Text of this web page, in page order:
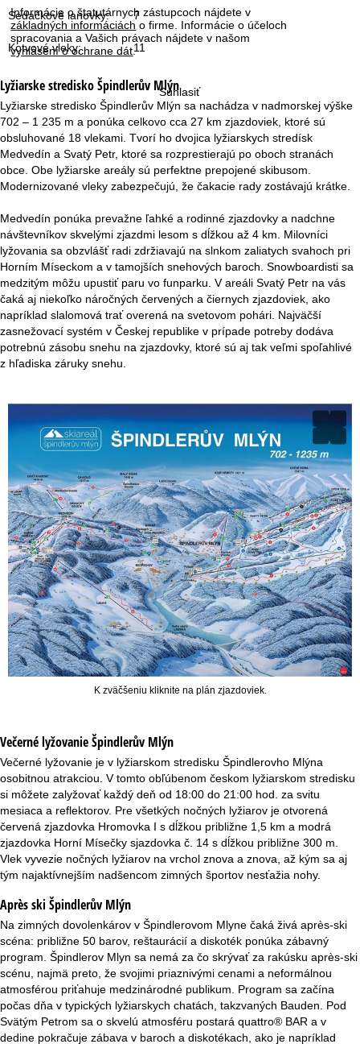
Informácie o štatutárnych zástupcoch nájdete v
základných informáciách o firme. Informácie o účeloch
spracovania a Vašich právach nájdete v našom
vyhlásení o ochrane dát.
Súhlasiť
n
Sedačkové lanovky: 7
Kotvové vleky: 11
Lyžiarske strediskoŠpindlerův Mlýn
Lyžiarske stredisko Špindlerův Mlýn sa nachádza v nadmorskej výške
702 – 1 235 m a ponúka celkovo cca 27 km zjazdoviek, ktoré sú
obsluhované 18 vlekami. Tvorí ho dvojica lyžiarskych stredísk
Medvedín a Svatý Petr, ktoré sa rozprestierajú po oboch stranách
obce. Obe lyžiarske areály sú perfektne prepojené skibusom.
Modernizované vleky zabezpečujú, že čakacie rady zostávajú krátke.
Medvedín ponúka prevažne ľahké a rodinné zjazdovky a nadchne
návštevníkov skvelými zjazdmi lesom s dĺžkou až 4 km. Milovníci
lyžovania sa obzvlášť radi zdržiavajú na slnkom zaliatych svahoch pri
Horním Míseckom a v tamojších snehových baroch. Snowboardisti sa
medzitým môžu upustiť paru vo funparku. V areáli Svatý Petr na vás
čaká aj niekoľko náročných červených a čiernych zjazdoviek, ako
napríklad slalomová trať overená na svetovom pohári. Najväčší
zasnežovací systém v Českej republike v prípade potreby dodáva
potrebnú zásobu snehu na zjazdovky, ktoré sú aj tak veľmi spoľahlivé
z hľadiska záruky snehu.
K zväčšeniu kliknite na plán zjazdoviek.
Večerné lyžovanieŠpindlerův Mlýn
Večerné lyžovanie je v lyžiarskom stredisku Špindlerovho Mlýna
osobitnou atrakciou. V tomto obľúbenom českom lyžiarskom stredisku
si môžete zalyžovať každý deň od 18:00 do 21:00 hod. za svitu
mesiaca a reflektorov. Pre všetkých nočných lyžiarov je otvorená
červená zjazdovka Hromovka I s dĺžkou približne 1,5 km a modrá
zjazdovka Horní Mísečky sjazdovka č. 14 s dĺžkou približne 300 m.
Vlek vyvezie nočných lyžiarov na vrchol znova a znova, až kým sa aj
tým najaktívnejším nadšencom zimných športov nesťažia nohy.
Après ski Špindlerův Mlýn
Na zimných dovolenkárov v Špindlerovom Mlyne čaká živá après-ski
scéna: približne 50 barov, reštaurácií a diskoték ponúka zábavný
program. Špindlerov Mlyn sa nemá za čo skrývať za rakúsku après-ski
scénu, najmä preto, že svojimi priaznivými cenami a neformálnou
atmosférou priťahuje medzinárodné publikum. Program sa začína
počas dňa v typických lyžiarskych chatách, takzvaných Bauden. Pod
Svätým Petrom sa o skvelú atmosféru postará quattro® BAR a v
dedine pokračuje zábava v baroch a diskotékach, ako je napríklad